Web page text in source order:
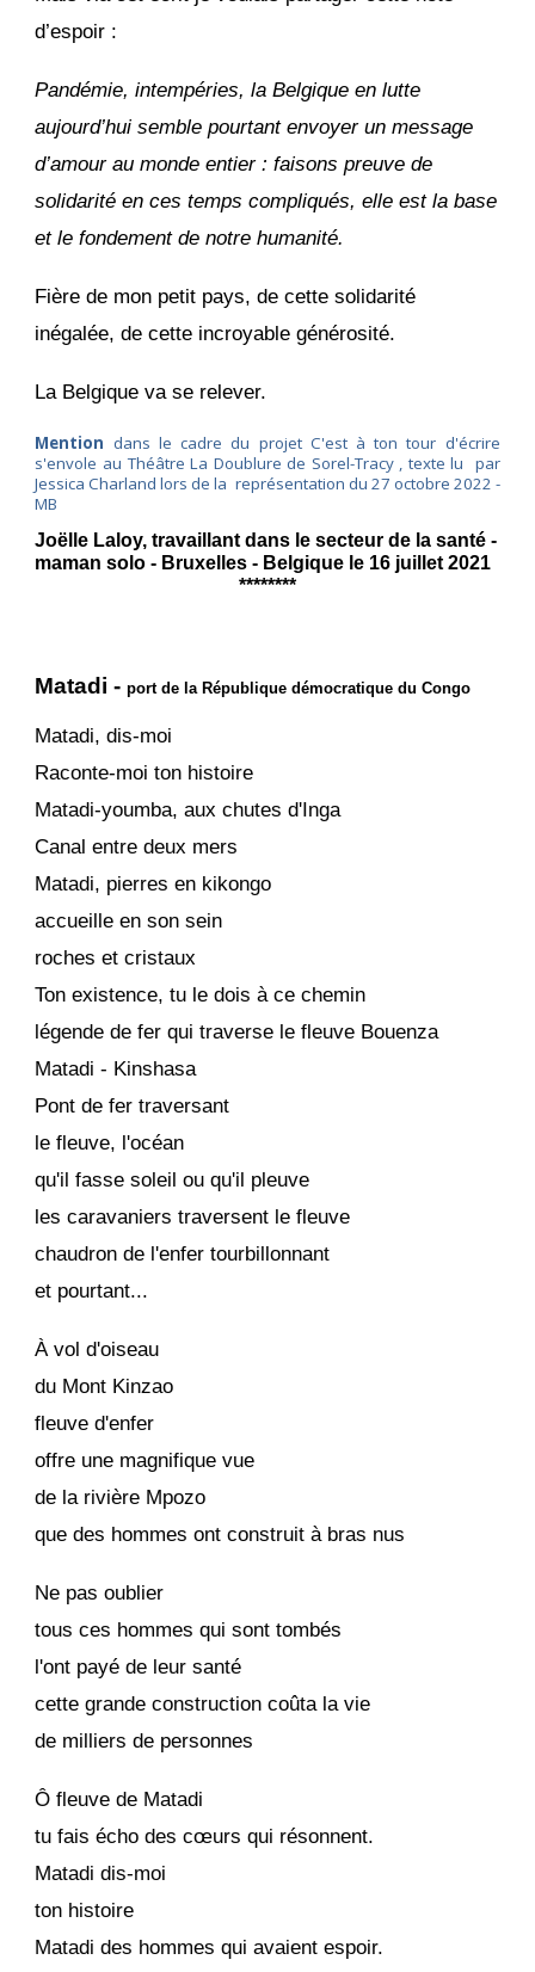
d’espoir :
Pandémie, intempéries, la Belgique en lutte
aujourd’hui semble pourtant envoyer un message
d’amour au monde entier : faisons preuve de
solidarité en ces temps compliqués, elle est la base
et le fondement de notre humanité.
Fière de mon petit pays, de cette solidarité
inégalée, de cette incroyable générosité.
La Belgique va se relever.
Mention dans le cadre du projet C'est à ton tour d'écrire
s'envole au Théâtre La Doublure de Sorel-Tracy , texte lu par
Jessica Charland lors de la représentation du 27 octobre 2022 -
MB
Joëlle Laloy, travaillant dans le secteur de la santé -
maman solo - Bruxelles - Belgique le 16 juillet 2021
********
Matadi -port de la République démocratique du Congo
Matadi, dis-moi
Raconte-moi ton histoire
Matadi-youmba, aux chutes d'Inga
Canal entre deux mers
Matadi, pierres en kikongo
accueille en son sein
roches et cristaux
Ton existence, tu le dois à ce chemin
légende de fer qui traverse le fleuve Bouenza
Matadi - Kinshasa
Pont de fer traversant
le fleuve, l'océan
qu'il fasse soleil ou qu'il pleuve
les caravaniers traversent le fleuve
chaudron de l'enfer tourbillonnant
et pourtant...
À vol d'oiseau
du Mont Kinzao
fleuve d'enfer
offre une magnifique vue
de la rivière Mpozo
que des hommes ont construit à bras nus
Ne pas oublier
tous ces hommes qui sont tombés
l'ont payé de leur santé
cette grande construction coûta la vie
de milliers de personnes
Ô fleuve de Matadi
tu fais écho des cœurs qui résonnent.
Matadi dis-moi
ton histoire
Matadi des hommes qui avaient espoir.